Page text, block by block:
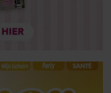
onze site met onze
en analyse. Deze
combineren met andere
als u onze website blijft